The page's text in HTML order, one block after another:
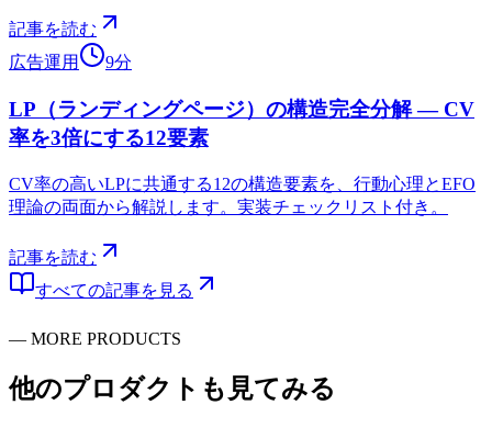
記事を読む
広告運用
9分
LP（ランディングページ）の構造完全分解 — CV
率を3倍にする12要素
CV率の高いLPに共通する12の構造要素を、行動心理とEFO
理論の両面から解説します。実装チェックリスト付き。
記事を読む
すべての記事を見る
— MORE PRODUCTS
他のプロダクトも 見てみる